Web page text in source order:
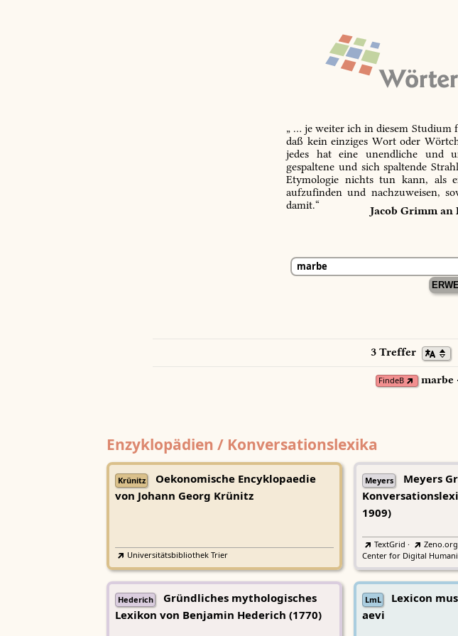
„ … je weiter ich in diesem Studium
daß kein einziges Wort oder
jedes hat eine unendliche und
gespaltene und sich spaltende
Etymologie nichts tun kann, als
aufzufinden und nachzuweisen,
damit.“
Jacob Grimm an
3 Treffer
FindeB marbe
Enzyklopädien / Konversationslexika
Krünitz
Oekonomische Encyklopaedie
von Johann Georg Krünitz
Universitätsbibliothek Trier
Meyers
Meyers
1909)
TextGrid · Zeno.org
Center for Digital
Hederich
Gründliches mythologisches
Lexikon von Benjamin Hederich (1770)
LmL
Lexicon
aevi